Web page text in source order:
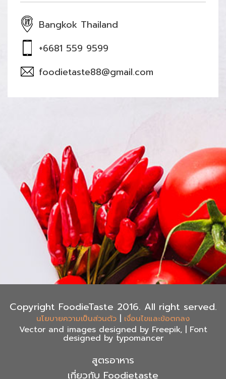
Bangkok Thailand
+6681 559 9599
foodietaste88@gmail.com
Copyright FoodieTaste 2016. All right served.
นโยบายความเป็นส่วนตัว | เงื่อนไขและข้อตกลง
Vector and images designed by Freepik, | Font
designed by typomancer
สูตรอาหาร
เกี่ยวกับ Foodietaste